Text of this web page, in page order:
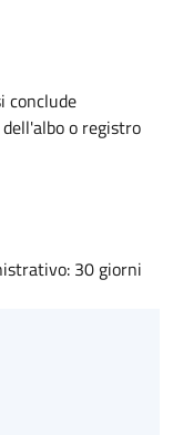
conclude
o registro
30 giorni